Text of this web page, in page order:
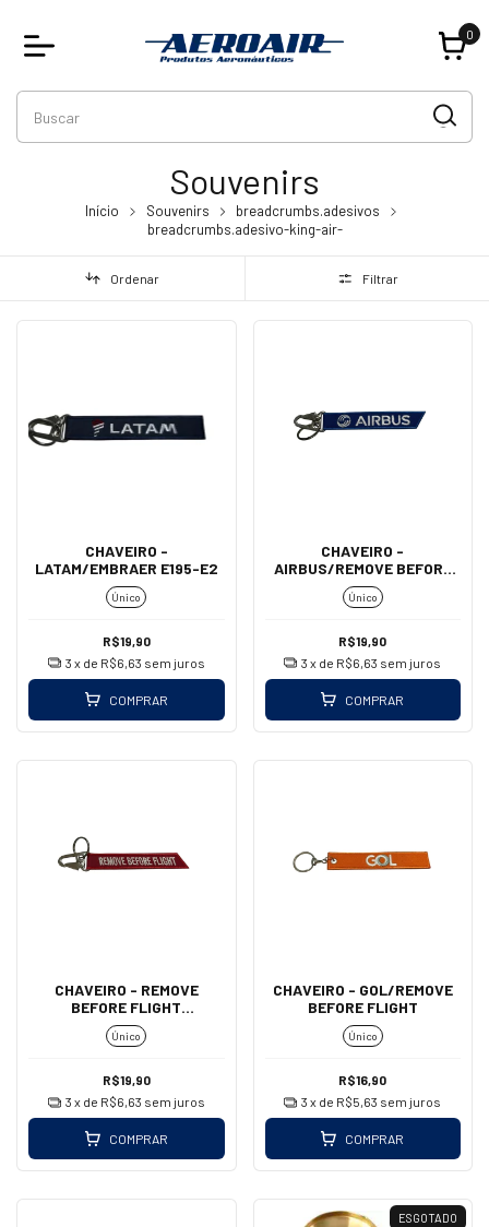
0
Souvenirs
Início Souvenirs
breadcrumbs.adesivos
breadcrumbs.adesivo-king-air-
Ordenar Filtrar
CHAVEIRO -
LATAM/EMBRAER E195-E2
Único
R$19,90
3 x de R$6,63 sem juros
COMPRAR
CHAVEIRO -
AIRBUS/REMOVE BEFORE
FLIGHT (MOSQUETÃO)
Único
R$19,90
3 x de R$6,63 sem juros
COMPRAR
CHAVEIRO - REMOVE
BEFORE FLIGHT
(MOSQUETÃO)
Único
R$19,90
3 x de R$6,63 sem juros
COMPRAR
CHAVEIRO - GOL/REMOVE
BEFORE FLIGHT
Único
R$16,90
3 x de R$5,63 sem juros
COMPRAR
ESGOTADO